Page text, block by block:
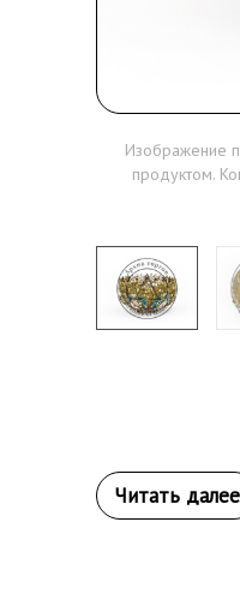
Изображение
продуктом.